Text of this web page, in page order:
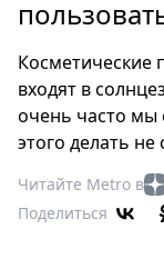
Мода
Театр
Кино
Косметические
входят в
очень часто
этого делать не
Читайте Metro в
Поделиться